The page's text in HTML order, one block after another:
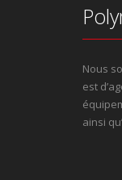
Nous
est
ainsi